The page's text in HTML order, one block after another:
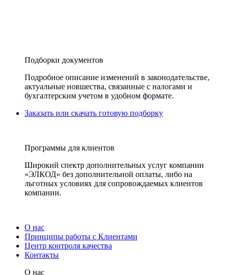
Подборки документов
Подробное описание изменений в законодательстве,
актуальные новшества, связанные с налогами и
бухгалтерским учетом в удобном формате.
Заказать или скачать готовую подборку
Программы для клиентов
Широкий спектр дополнительных услуг компании
«ЭЛКОД» без дополнительной оплаты, либо на
льготных условиях для сопровождаемых клиентов
компании.
О нас
Принципы работы с Клиентами
Центр контроля качества
Контакты
О нас